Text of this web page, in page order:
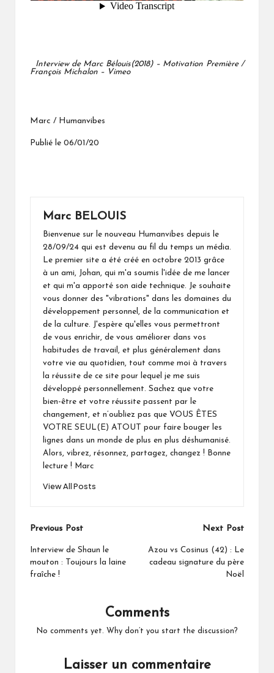
Interview de Marc Bélouis(2018) – Motivation Première /
François Michalon – Vimeo
Marc / Humanvibes
Publié le 06/01/20
Marc BELOUIS
Bienvenue sur le nouveau Humanvibes depuis le
28/09/24 qui est devenu au fil du temps un média.
Le premier site a été créé en octobre 2013 grâce
à un ami, Johan, qui m'a soumis l'idée de me lancer
et qui m'a apporté son aide technique. Je souhaite
vous donner des "vibrations" dans les domaines du
développement personnel, de la communication et
de la culture. J'espère qu'elles vous permettront
de vous enrichir, de vous améliorer dans vos
habitudes de travail, et plus généralement dans
votre vie au quotidien, tout comme moi à travers
la réussite de ce site pour lequel je me suis
développé personnellement. Sachez que votre
bien-être et votre réussite passent par le
changement, et n’oubliez pas que VOUS ÊTES
VOTRE SEUL(E) ATOUT pour faire bouger les
lignes dans un monde de plus en plus déshumanisé.
Alors, vibrez, résonnez, partagez, changez ! Bonne
lecture ! Marc
View All Posts
Post
navigation
Previous Post
Interview de Shaun le
mouton : Toujours la laine
fraîche !
Next Post
Azou vs Cosinus (42) : Le
cadeau signature du père
Noël
Comments
No comments yet. Why don’t you start the discussion?
Laisser un commentaire